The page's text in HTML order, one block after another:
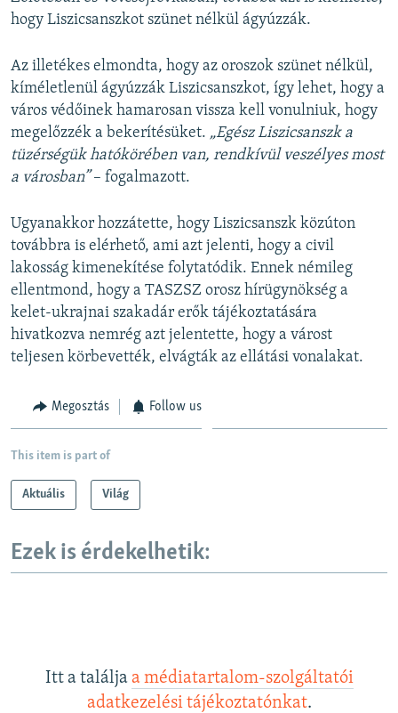
hogy Liszicsanszkot szünet nélkül ágyúzzák.
Az illetékes elmondta, hogy az oroszok szünet nélkül,
kíméletlenül ágyúzzák Liszicsanszkot, így lehet, hogy a
város védőinek hamarosan vissza kell vonulniuk, hogy
megelőzzék a bekerítésüket. „Egész Liszicsanszk a
tüzérségük hatókörében van, rendkívül veszélyes most
a városban”– fogalmazott.
Ugyanakkor hozzátette, hogy Liszicsanszk közúton
továbbra is elérhető, ami azt jelenti, hogy a civil
lakosság kimenekítése folytatódik. Ennek némileg
ellentmond, hogy a TASZSZ orosz hírügynökség a
kelet-ukrajnai szakadár erők tájékoztatására
hivatkozva nemrég azt jelentette, hogy a várost
teljesen körbevették, elvágták az ellátási vonalakat.
Megosztás Follow us
This item is part of
Aktuális Világ
Ezek is érdekelhetik:
Itt a találja a médiatartalom-szolgáltatói
adatkezelési tájékoztatónkat.